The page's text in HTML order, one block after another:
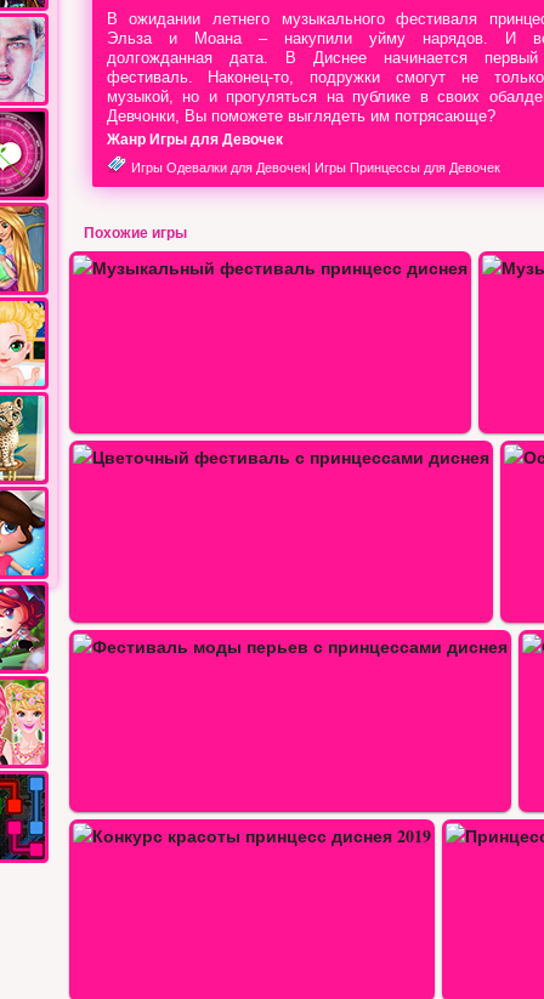
В ожидании летнего музыкального фестиваля
Эльза и Моана – накупили уйму нарядов. И
долгожданная дата. В Диснее начинается первый
фестиваль. Наконец-то, подружки смогут не
музыкой, но и прогуляться на публике в своих
Девчонки, Вы поможете выглядеть им потрясающе?
Жанр Игры для Девочек
Игры Одевалки для Девочек| Игры Принцессы для Девочек
Похожие игры
Музыкальный фестиваль…
Ослепительный фестиваль косичек
Фестиваль принцессы с вишневым…
Принцесса Моана на кругосветном…